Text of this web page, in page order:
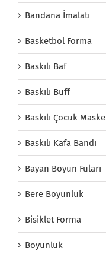
Bandana İmalatı
Basketbol Forma
Baskılı Baf
Baskılı Buff
Baskılı Çocuk Maske
Baskılı Kafa Bandı
Bayan Boyun Fuları
Bere Boyunluk
Bisiklet Forma
Boyunluk